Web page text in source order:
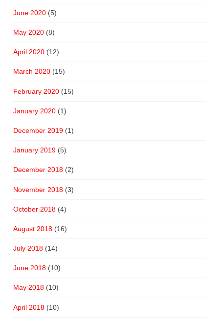
June 2020(5)
May 2020(8)
April 2020(12)
March 2020(15)
February 2020(15)
January 2020(1)
December 2019(1)
January 2019(5)
December 2018(2)
November 2018(3)
October 2018(4)
August 2018(16)
July 2018(14)
June 2018(10)
May 2018(10)
April 2018(10)